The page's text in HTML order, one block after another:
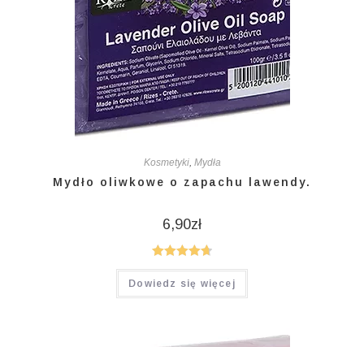
Kosmetyki, Mydła
Mydło oliwkowe o zapachu lawendy.
6,90zł
Oceniono
4.75 na 5
Dowiedz się więcej